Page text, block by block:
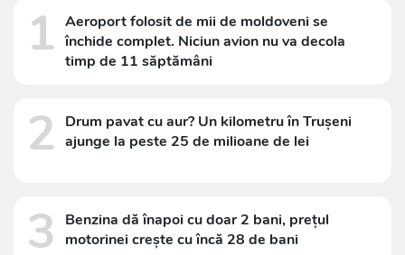
1 Aeroport folosit de mii de moldoveni se
închide complet. Niciun avion nu va decola
timp de 11 săptămâni
2
Drum pavat cu aur? Un kilometru în Trușeni
ajunge la peste 25 de milioane de lei
3
Benzina dă înapoi cu doar 2 bani, prețul
motorinei crește cu încă 28 de bani